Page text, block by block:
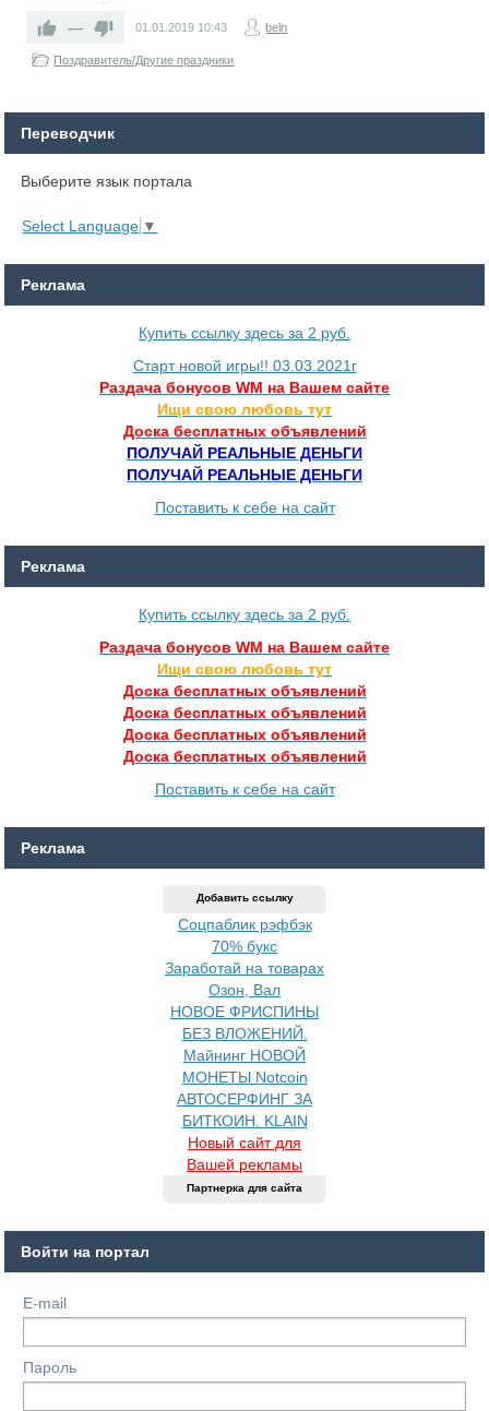
— 01.01.2019 10:43 beln
Поздравитель/Другие праздники
Переводчик
Выберите язык портала
Select Language ▼
Реклама
Купить ссылку здесь за 2 руб.
Старт новой игры!! 03.03.2021г
Раздача бонусов WM на Вашем сайте
Ищи свою любовь тут
Доска бесплатных объявлений
ПОЛУЧАЙ РЕАЛЬНЫЕ ДЕНЬГИ
ПОЛУЧАЙ РЕАЛЬНЫЕ ДЕНЬГИ
Поставить к себе на сайт
Реклама
Купить ссылку здесь за 2 руб.
Раздача бонусов WM на Вашем сайте
Ищи свою любовь тут
Доска бесплатных объявлений
Доска бесплатных объявлений
Доска бесплатных объявлений
Доска бесплатных объявлений
Поставить к себе на сайт
Реклама
Добавить ссылку
Соцпаблик рэфбэк
70% букс
Заработай на товарах
Озон, Вал
НОВОЕ ФРИСПИНЫ
БЕЗ ВЛОЖЕНИЙ.
Майнинг НОВОЙ
МОНЕТЫ Notcoin
АВТОСЕРФИНГ ЗА
БИТКОИН. KLAIN
Новый сайт для
Вашей рекламы
Партнерка для сайта
Войти на портал
E-mail
Пароль